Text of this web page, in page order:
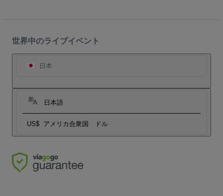
世界中のライブイベント
日本
日本語
US$ アメリカ合衆国 ドル